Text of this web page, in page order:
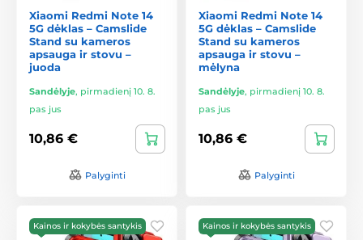
Xiaomi Redmi Note 14
5G dėklas – Camslide
Stand su kameros
apsauga ir stovu –
juoda
Sandėlyje, pirmadienį 10. 8.
pas jus
10,86 €
Palyginti
Xiaomi Redmi Note 14
5G dėklas – Camslide
Stand su kameros
apsauga ir stovu –
mėlyna
Sandėlyje, pirmadienį 10. 8.
pas jus
10,86 €
Palyginti
Kainos ir kokybės santykis Kainos ir kokybės santykis